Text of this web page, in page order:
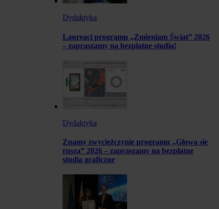
Dydaktyka
Laureaci programu „Zmieniam Świat” 2026
– zapraszamy na bezpłatne studia!
Dydaktyka
Znamy zwyciężczynie programu „Głowa się
rusza” 2026 – zapraszamy na bezpłatne
studia graficzne